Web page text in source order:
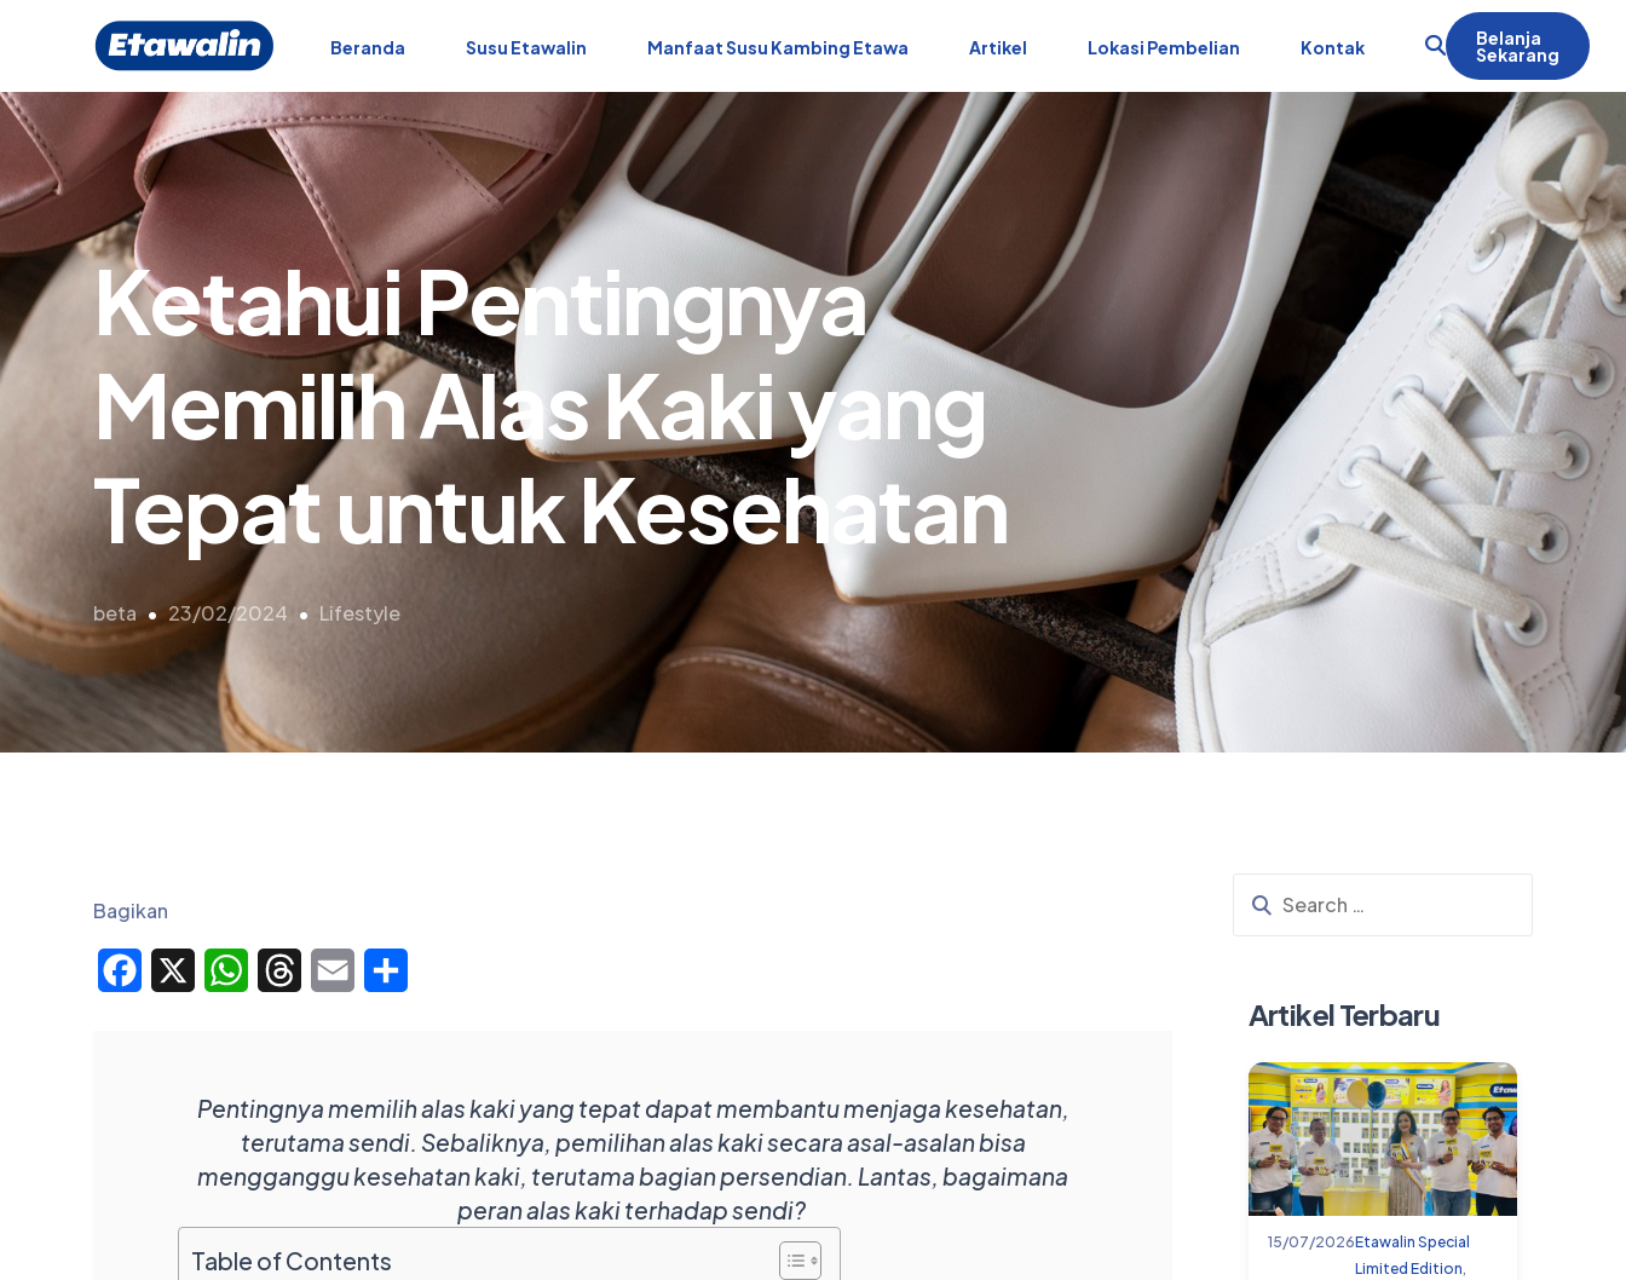
Beranda Susu Etawalin Manfaat Susu Kambing Etawa Artikel Lokasi Pembelian Kontak Belanja
Sekarang
Ketahui Pentingnya
Memilih Alas Kaki yang
Tepat untuk Kesehatan
beta 23/02/2024 Lifestyle
Bagikan
Facebook WhatsAppThreadsEmail
Pentingnya memilih alas kaki yang tepat dapat membantu menjaga kesehatan,
terutama sendi. Sebaliknya, pemilihan alas kaki secara asal-asalan bisa
mengganggu kesehatan kaki, terutama bagian persendian. Lantas, bagaimana
peran alas kaki terhadap sendi?
Table of Contents
Artikel Terbaru
15/07/2026Etawalin Special
Limited Edition,